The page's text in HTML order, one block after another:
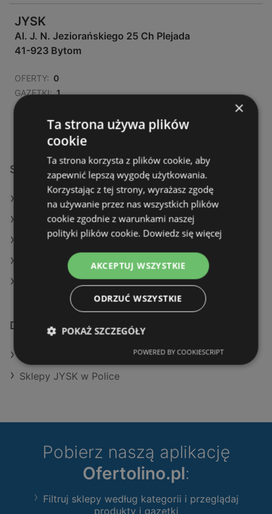
JYSK
Al. J. N. Jeziorańskiego 25 Ch Plejada
41-923 Bytom
OFERTY: 0
GAZETKI: 1
ODLEGŁOŚĆ:
Sklepy JYSK w:
JYSK w Radzyń Podlaski
JYSK w Wyszków
JYSK w Namysłów
JYSK w Iława (Gmina)
JYSK w Środa Wielkopolska
Dodatkowe łącza
Sklepy JYSK w Police
Pobierz naszą aplikację
Ofertolino.pl:
Filtruj sklepy według kategorii i przeglądaj
produkty i gazetki
×
Ta strona używa plików
cookie
Ta strona korzysta z plików cookie, aby
zapewnić lepszą wygodę użytkowania.
Korzystając z tej strony, wyrażasz zgodę
na używanie przez nas wszystkich plików
cookie zgodnie z warunkami naszej
polityki plików cookie. Dowiedz się więcej
AKCEPTUJ WSZYSTKIE
ODRZUĆ WSZYSTKIE
POKAŻ SZCZEGÓŁY
POWERED BY COOKIESCRIPT